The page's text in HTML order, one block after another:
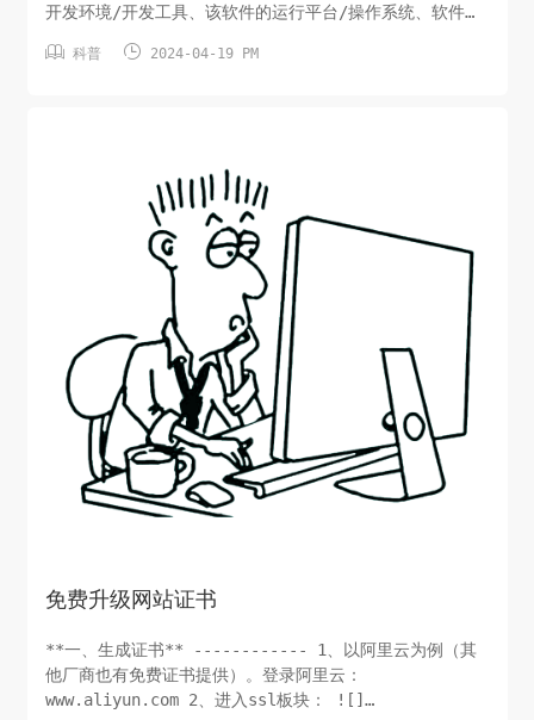
开发环境/开发工具、该软件的运行平台/操作系统、软件运
1、开发的硬件环境： 处理器：例如Intel Core i5或AMD
 科普  2024-04-19 PM
免费升级网站证书
**一、生成证书** ------------ 1、以阿里云为例（其
他厂商也有免费证书提供）。登录阿里云：
www.aliyun.com 2、进入ssl板块： ![]